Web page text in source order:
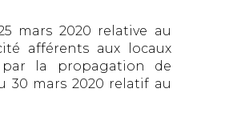
mars 2020 relative au
afférents aux locaux
par la propagation de
30 mars 2020 relatif au